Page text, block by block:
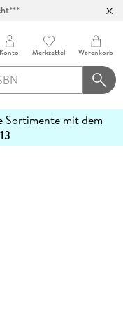
Konto Merkzettel Warenkorb
Sortimente mit dem